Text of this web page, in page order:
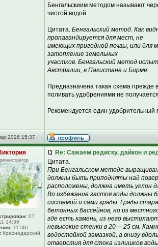
Бенгальскиим методом называют
чистой водой.
Цитата. Бенгальский метод. Как
пропагандируется для мест, не
имеющих пригодной почвы, или для
затопление земельных
участков. Бенгальский метод
Австралии, в Пакистане и Бирме.
Предназначена такая схема прежде
поливать удобрениями не
Рекомендуется один удобрительный
2026 15:37
07
14:36
11746
Краснодарский
Re: Сажаем редиску, дайкон и
Цитата.
При Бенгальском методе
должны быть приподняты над
расположены, должна иметь уклон
Во избежание застоя воды должны
системой и сами гряды. Гряды
бетонных бассейнов, но из
где есть камень, из него
невысокие стенки в 20 —25 см.
водостойкой замазкой, а внизу
отверстия для стока излишков